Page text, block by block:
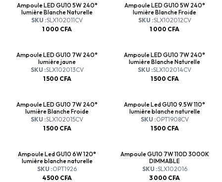
Ampoule LED GU10 5W 240°
lumière Blanche Naturelle
SKU :SLX102011CV
1 000 CFA
Ampoule LED GU10 5W 240°
lumière Blanche Froide
SKU :SLX102012CV
1 000 CFA
Ampoule LED GU10 7W 240°
lumière jaune
SKU :SLX102013CV
1 500 CFA
Ampoule LED GU10 7W 240°
lumière Blanche Naturelle
SKU :SLX102014CV
1 500 CFA
Ampoule LED GU10 7W 240°
lumière Blanche Froide
SKU :SLX102015CV
1 500 CFA
Ampoule Led GU10 9.5W 110°
lumière blanche naturelle
SKU :OPT1908CV
1 500 CFA
Ampoule Led GU10 6W 120°
lumière blanche naturelle
SKU :OPT1926
4 500 CFA
Ampoule GU10 7W 110D 3000K
DIMMABLE
SKU :SLX102016
3 000 CFA